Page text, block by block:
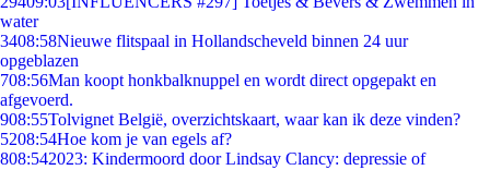
water
3408:58Nieuwe flitspaal in Hollandscheveld binnen 24 uur
opgeblazen
708:56Man koopt honkbalknuppel en wordt direct opgepakt en
afgevoerd.
908:55Tolvignet België, overzichtskaart, waar kan ik deze vinden?
5208:54Hoe kom je van egels af?
808:542023: Kindermoord door Lindsay Clancy: depressie of